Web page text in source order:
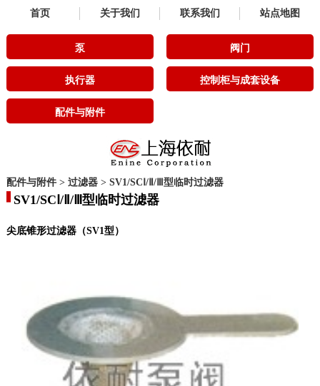
首页 关于我们 联系我们 站点地图
泵 阀门
执行器 控制柜与成套设备
配件与附件
配件与附件> 过滤器> SV1/SCⅠ/Ⅱ/Ⅲ型临时过滤器
SV1/SCⅠ/Ⅱ/Ⅲ型临时过滤器
尖底锥形过滤器（SV1型）